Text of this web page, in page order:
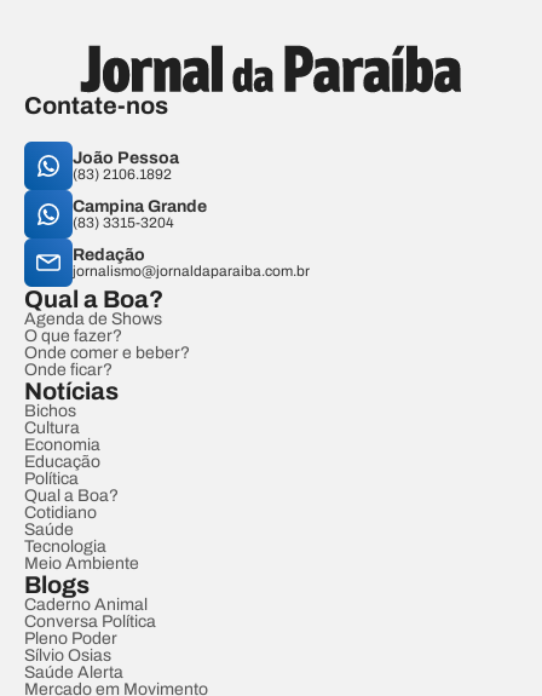
Contate-nos
João Pessoa
(83) 2106.1892
Campina Grande
(83) 3315-3204
Redação
jornalismo@jornaldaparaiba.com.br
Qual a Boa?
Agenda de Shows
O que fazer?
Onde comer e beber?
Onde ficar?
Notícias
Bichos
Cultura
Economia
Educação
Política
Qual a Boa?
Cotidiano
Saúde
Tecnologia
Meio Ambiente
Blogs
Caderno Animal
Conversa Política
Pleno Poder
Sílvio Osias
Saúde Alerta
Mercado em Movimento